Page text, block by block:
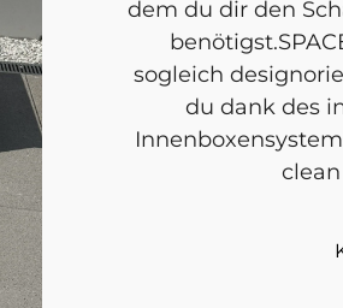
dem du dir den
sogleich
du dank des